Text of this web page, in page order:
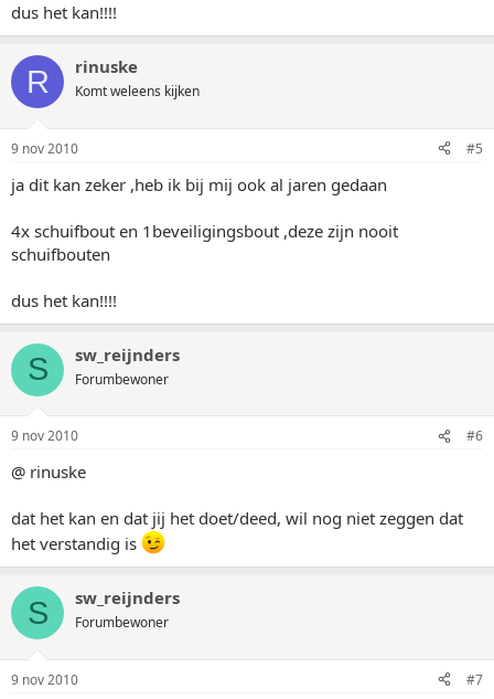
dus het kan!!!!
R rinuske
Komt weleens kijken
9 nov 2010 #5
ja dit kan zeker ,heb ik bij mij ook al jaren gedaan
4x schuifbout en 1beveiligingsbout ,deze zijn nooit
schuifbouten
dus het kan!!!!
S sw_reijnders
Forumbewoner
9 nov 2010 #6
@ rinuske
dat het kan en dat jij het doet/deed, wil nog niet zeggen dat
het verstandig is
S sw_reijnders
Forumbewoner
9 nov 2010 #7